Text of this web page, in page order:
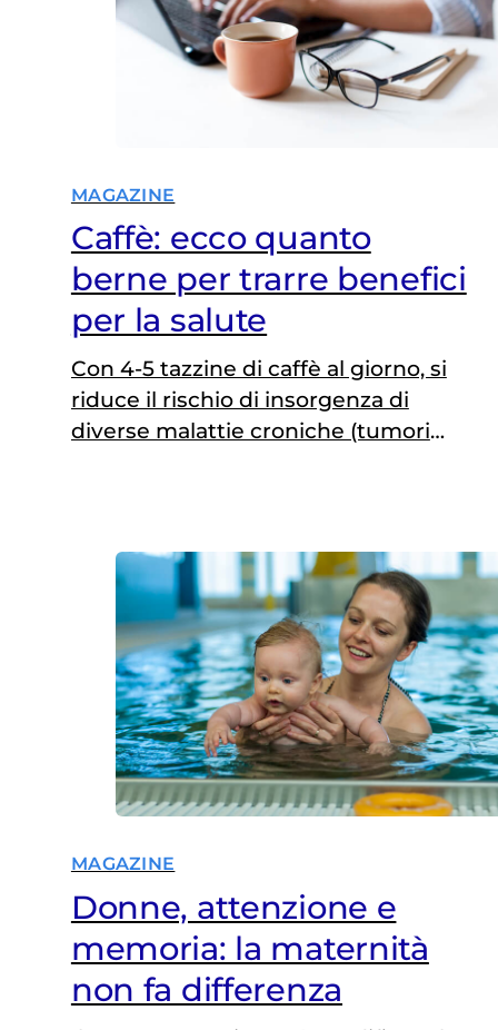
MAGAZINE
Caffè: ecco quanto
berne per trarre benefici
per la salute
Con 4-5 tazzine di caffè al giorno, si
riduce il rischio di insorgenza di
diverse malattie croniche (tumori
MAGAZINE
Donne, attenzione e
memoria: la maternità
non fa differenza